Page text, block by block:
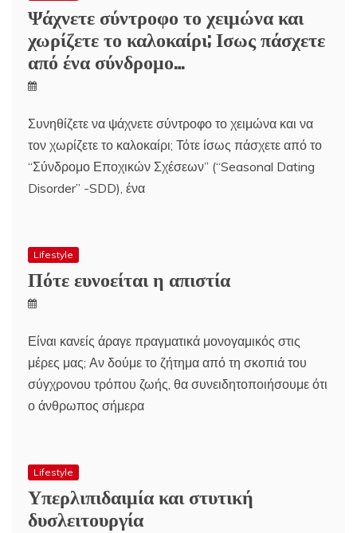
Ψάχνετε σύντροφο το χειμώνα και
χωρίζετε το καλοκαίρι; Ισως πάσχετε
από ένα σύνδρομο…
Συνηθίζετε να ψάχνετε σύντροφο το χειμώνα και να
τον χωρίζετε το καλοκαίρι; Τότε ίσως πάσχετε από το
“Σύνδρομο Εποχικών Σχέσεων” (“Seasonal Dating
Disorder” -SDD), ένα
Lifestyle
Πότε ευνοείται η απιστία
Είναι κανείς άραγε πραγματικά μονογαμικός στις
μέρες μας; Αν δούμε το ζήτημα από τη σκοπιά του
σύγχρονου τρόπου ζωής, θα συνειδητοποιήσουμε ότι
ο άνθρωπος σήμερα
Lifestyle
Υπερλιπιδαιμία και στυτική
δυσλειτουργία